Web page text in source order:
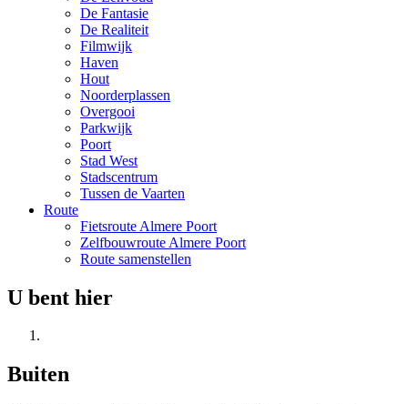
De Fantasie
De Realiteit
Filmwijk
Haven
Hout
Noorderplassen
Overgooi
Parkwijk
Poort
Stad West
Stadscentrum
Tussen de Vaarten
Route
Fietsroute Almere Poort
Zelfbouwroute Almere Poort
Route samenstellen
U bent hier
Buiten